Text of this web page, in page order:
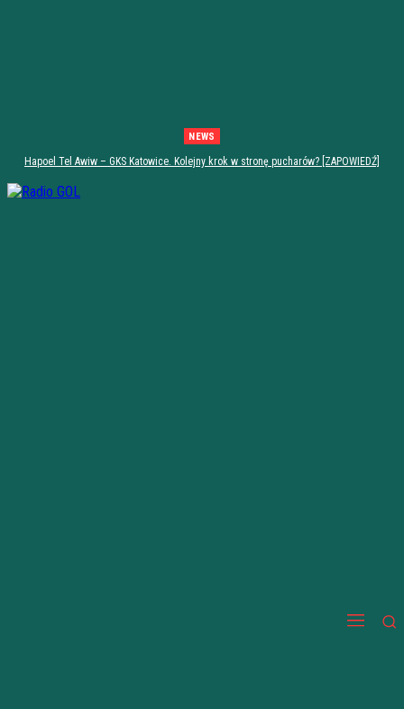
NEWS
Hapoel Tel Awiw – GKS Katowice. Kolejny krok w stronę pucharów? [ZAPOWIEDŹ]